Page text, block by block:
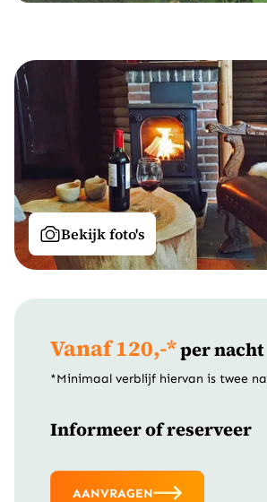
Bekijk foto's
Vanaf 120,-*per nacht
*Minimaal verblijf hiervan is twee
Informeer of reserveer
AANVRAGEN